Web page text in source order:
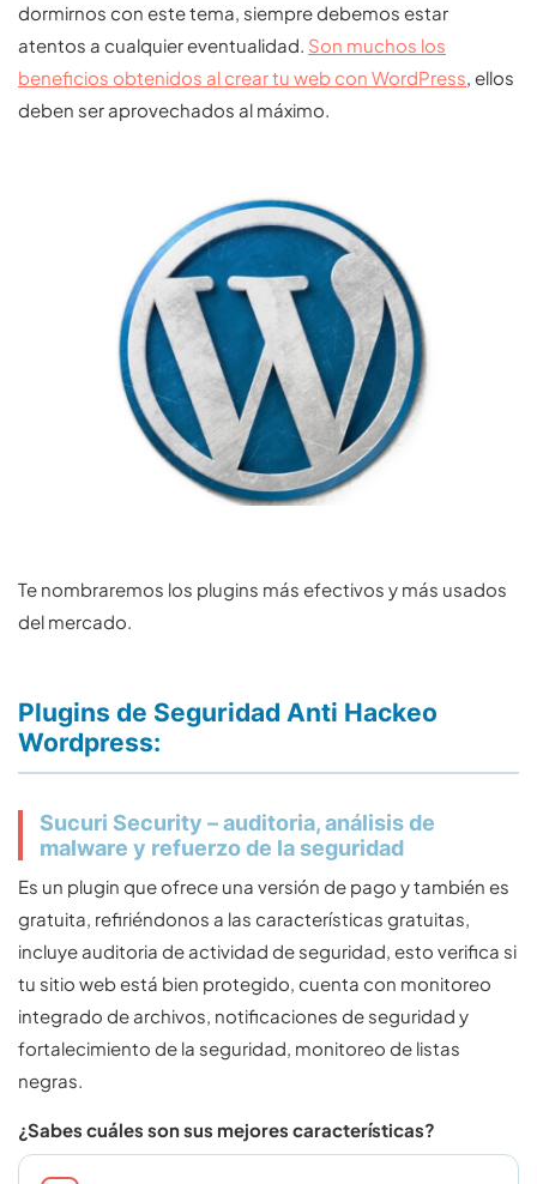
dormirnos con este tema, siempre debemos estar
atentos a cualquier eventualidad. Son muchos los
beneficios obtenidos al crear tu web con WordPress, ellos
deben ser aprovechados al máximo.
Te nombraremos los plugins más efectivos y más usados
del mercado.
Plugins de Seguridad Anti Hackeo
Wordpress:
Sucuri Security – auditoria, análisis de
malware y refuerzo de la seguridad
Es un plugin que ofrece una versión de pago y también es
gratuita, refiriéndonos a las características gratuitas,
incluye auditoria de actividad de seguridad, esto verifica si
tu sitio web está bien protegido, cuenta con monitoreo
integrado de archivos, notificaciones de seguridad y
fortalecimiento de la seguridad, monitoreo de listas
negras.
¿Sabes cuáles son sus mejores características?